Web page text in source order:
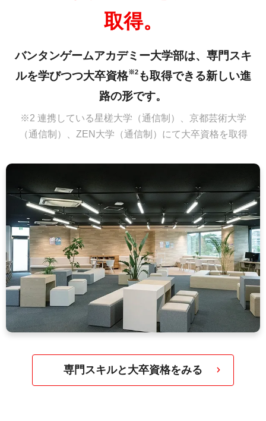
取得。
バンタンゲームアカデミー大学部は、専門スキ
ルを学びつつ大卒資格※2も取得できる新しい進
路の形です。
※2 連携している星槎大学（通信制）、京都芸術大学
（通信制）、ZEN大学（通信制）にて大卒資格を取得
専門スキルと大卒資格をみる